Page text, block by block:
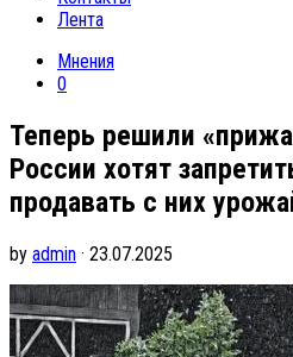
Лента
Мнения
0
Теперь решили
России хотят
продавать с них
by admin · 23.07.2025